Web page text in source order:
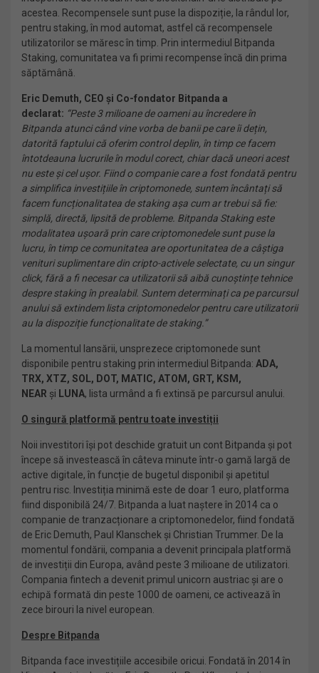
acestea. Recompensele sunt puse la dispoziție, la rândul lor,
pentru staking, în mod automat, astfel că recompensele
utilizatorilor se măresc în timp. Prin intermediul Bitpanda
Staking, comunitatea va fi primi recompense încă din prima
săptămână.
Eric Demuth, CEO și Co-fondator Bitpanda a
declarat: “Peste 3 milioane de oameni au încredere în
Bitpanda atunci când vine vorba de banii pe care îi dețin,
datorită faptului că oferim control deplin, în timp ce facem
întotdeauna lucrurile în modul corect, chiar dacă uneori acest
nu este și cel ușor. Fiind o companie care a fost fondată pentru
a simplifica investițiile în criptomonede, suntem încântați să
facem funcționalitatea de staking așa cum ar trebui să fie:
simplă, directă, lipsită de probleme. Bitpanda Staking este
modalitatea ușoară prin care criptomonedele sunt puse la
lucru, în timp ce comunitatea are oportunitatea de a câștiga
venituri suplimentare din cripto-activele selectate, cu un singur
click, fără a fi necesar ca utilizatorii să aibă cunoștințe tehnice
despre staking în prealabil. Suntem determinați ca pe parcursul
anului să extindem lista criptomonedelor pentru care utilizatorii
au la dispoziție funcționalitate de staking.”
La momentul lansării, unsprezece criptomonede sunt
disponibile pentru staking prin intermediul Bitpanda: ADA,
TRX, XTZ, SOL, DOT, MATIC, ATOM, GRT, KSM,
NEAR și LUNA, lista urmând a fi extinsă pe parcursul anului.
O singură platformă pentru toate investiții
Noii investitori își pot deschide gratuit un cont Bitpanda și pot
începe să investească în câteva minute într-o gamă largă de
active digitale, în funcție de bugetul disponibil și apetitul
pentru risc. Investiția minimă este de doar 1 euro, platforma
fiind disponibilă 24/7. Bitpanda a luat naștere în 2014 ca o
companie de tranzacționare a criptomonedelor, fiind fondată
de Eric Demuth, Paul Klanschek și Christian Trummer. De la
momentul fondării, compania a devenit principala platformă
de investiții din Europa, având peste 3 milioane de utilizatori.
Compania fintech a devenit primul unicorn austriac și are o
echipă formată din peste 1000 de oameni, ce activează în
zece birouri la nivel european.
Despre Bitpanda
Bitpanda face investițiile accesibile oricui. Fondată în 2014 în